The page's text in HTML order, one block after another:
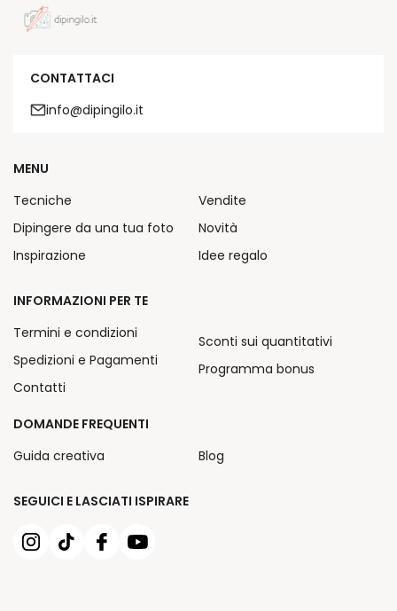
CONTATTACI
info@dipingilo.it
SEGUICI E LASCIATI ISPIRARE
MENU
Tecniche
Dipingere da una tua foto
Inspirazione
Vendite
Novità
Idee regalo
INFORMAZIONI PER TE
Termini e condizioni
Spedizioni e Pagamenti
Contatti
Sconti sui quantitativi
Programma bonus
DOMANDE FREQUENTI
Guida creativa
Blog